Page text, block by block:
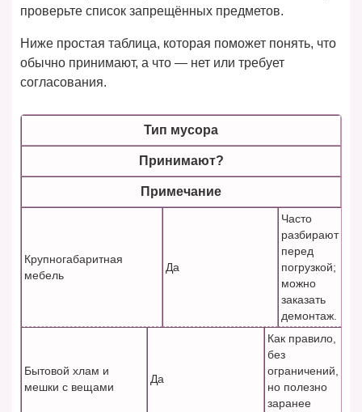
проверьте список запрещённых предметов.
Ниже простая таблица, которая поможет понять, что
обычно принимают, а что — нет или требует
согласования.
Тип мусора
Принимают?
Примечание
Крупногабаритная
мебель
Да
Часто
разбирают
перед
погрузкой;
можно
заказать
демонтаж.
Бытовой хлам и
мешки с вещами
Да
Как правило,
без
ограничений,
но полезно
заранее